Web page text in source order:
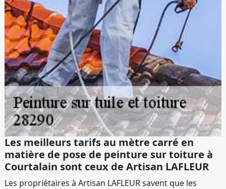
Les meilleurs tarifs au mètre carré en
matière de pose de peinture sur toiture à
Courtalain sont ceux de Artisan LAFLEUR
Les propriétaires à Artisan LAFLEUR savent que les